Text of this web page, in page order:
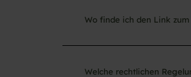
Wo finde ich den Link
Welche rechtlichen